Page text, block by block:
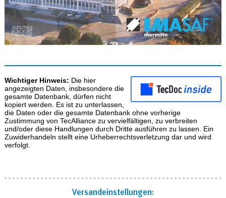
Wichtiger Hinweis: Die hier
angezeigten Daten, insbesondere die
gesamte Datenbank, dürfen nicht
kopiert werden. Es ist zu unterlassen,
die Daten oder die gesamte Datenbank ohne vorherige
Zustimmung von TecAlliance zu vervielfältigen, zu verbreiten
und/oder diese Handlungen durch Dritte ausführen zu lassen. Ein
Zuwiderhandeln stellt eine Urheberrechtsverletzung dar und wird
verfolgt.
Versand­einstellungen: